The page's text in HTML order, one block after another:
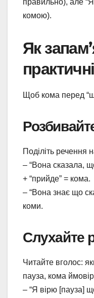
правильно), але
комою).
Як
Щоб кома перед
Поділіть речення
– “Вона сказала,
+ “прийде” = кома.
– “Вона знає що
коми.
Слухайте
Читайте вголос:
пауза, кома
– “Я вірю [пауза]